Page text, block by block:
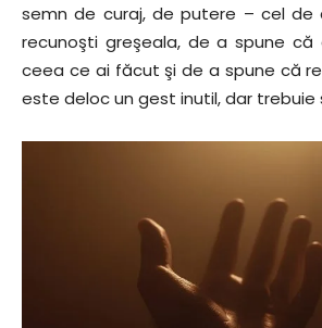
semn de curaj, de putere – cel
recunoşti greşeala, de a spune
ceea ce ai făcut şi de a spune că
este deloc un gest inutil, dar trebuie